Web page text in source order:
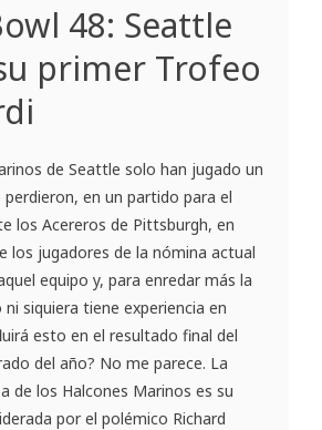
48: Seattle
primer Trofeo
de Seattle solo han jugado un
en un partido para el
los Acereros de Pittsburgh, en
los jugadores de la nómina actual
equipo y, para enredar más la
siquiera tiene experiencia en
esto en el resultado final del
del año? No me parece. La
de los Halcones Marinos es su
por el polémico Richard